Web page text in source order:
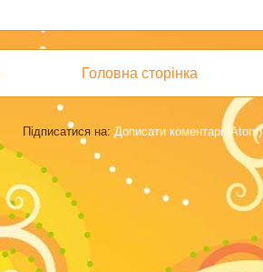
Головна сторінка
Підписатися на: Дописати коментарі (Atom)